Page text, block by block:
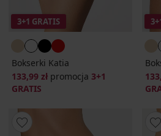
3+1 GRATIS
Bokserki Katia
133,99 zł promocja 3+1
GRATIS